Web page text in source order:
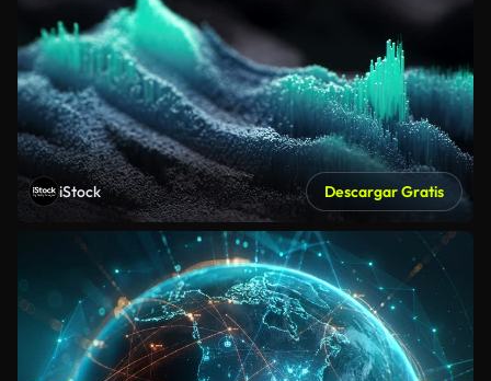
iStock Descargar Gratis